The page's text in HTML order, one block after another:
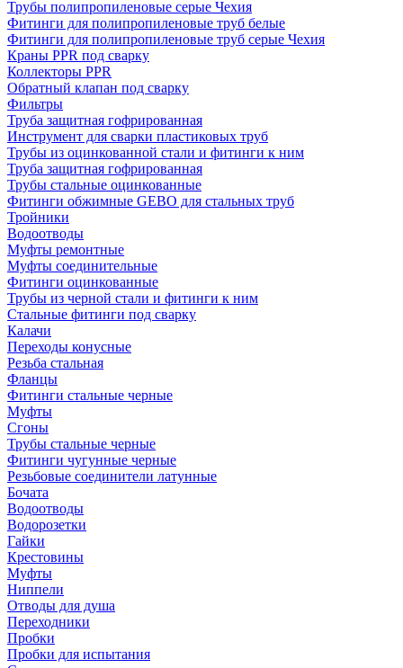
Трубы полипропиленовые серые Чехия
Фитинги для полипропиленовые труб белые
Фитинги для полипропиленовые труб серые Чехия
Краны PPR под сварку
Коллекторы PPR
Обратный клапан под сварку
Фильтры
Труба защитная гофрированная
Инструмент для сварки пластиковых труб
Трубы из оцинкованной стали и фитинги к ним
Труба защитная гофрированная
Трубы стальные оцинкованные
Фитинги обжимные GEBO для стальных труб
Тройники
Водоотводы
Муфты ремонтные
Муфты соединительные
Фитинги оцинкованные
Трубы из черной стали и фитинги к ним
Стальные фитинги под сварку
Калачи
Переходы конусные
Резьба стальная
Фланцы
Фитинги стальные черные
Муфты
Сгоны
Трубы стальные черные
Фитинги чугунные черные
Резьбовые соединители латунные
Бочата
Водоотводы
Водорозетки
Гайки
Крестовины
Муфты
Ниппели
Отводы для душа
Переходники
Пробки
Пробки для испытания